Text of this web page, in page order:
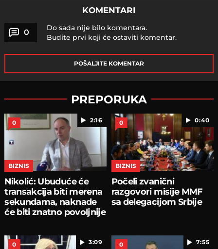
KOMENTARI
0
Do sada nije bilo komentara.
Budite prvi koji će ostaviti komentar.
POŠALJITE KOMENTAR
PREPORUKA
2:16
0
BIZNIS
Nikolić: Ubuduće će
transakcija biti merena
sekundama, naknade
će biti znatno povoljnije
0:40
0
BIZNIS
Počeli zvanični
razgovori misije MMF
sa delegacijom Srbije
3:09
0 7:55
0